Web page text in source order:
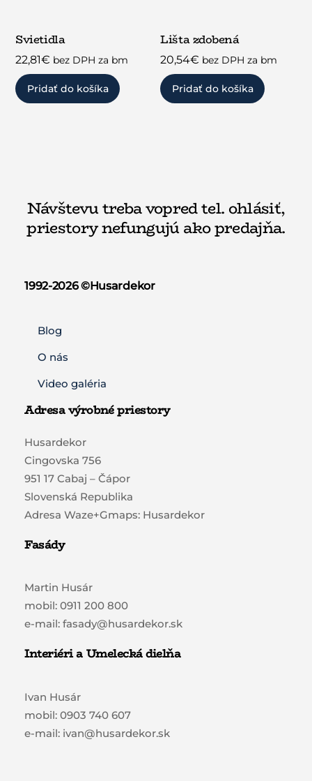
Svietidla
22,81€ bez DPH za bm
Pridať do košíka
Lišta zdobená
20,54€ bez DPH za bm
Pridať do košíka
Návštevu treba vopred tel. ohlásiť,
priestory nefungujú ako predajňa.
1992-2026 ©️Husardekor
Blog
O nás
Video galéria
Adresa výrobné priestory
Husardekor
Cingovska 756
951 17 Cabaj – Čápor
Slovenská Republika
Adresa Waze+Gmaps: Husardekor
Fasády
Martin Husár
mobil: 0911 200 800
e-mail: fasady@husardekor.sk
Interiéri a Umelecká dielňa
Ivan Husár
mobil: 0903 740 607
e-mail: ivan@husardekor.sk